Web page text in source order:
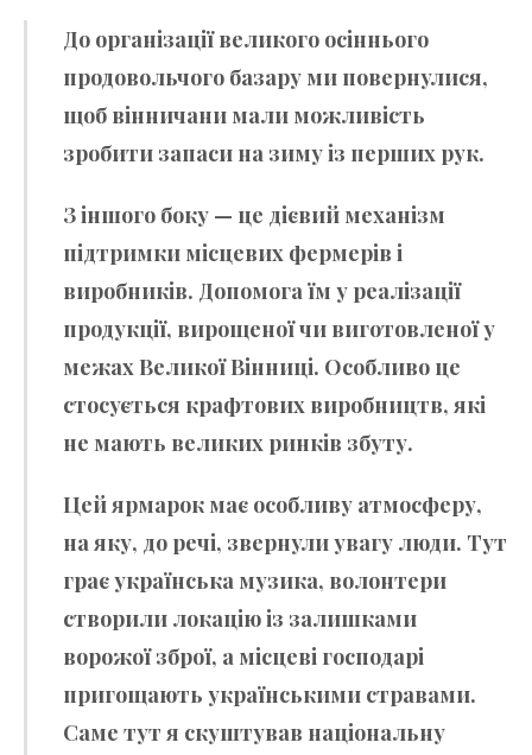
До організації великого осіннього
продовольчого базару ми повернулися,
щоб вінничани мали можливість
зробити запаси на зиму із перших рук.
З іншого боку — це дієвий механізм
підтримки місцевих фермерів і
виробників. Допомога їм у реалізації
продукції, вирощеної чи виготовленої у
межах Великої Вінниці. Особливо це
стосується крафтових виробництв, які
не мають великих ринків збуту.
Цей ярмарок має особливу атмосферу,
на яку, до речі, звернули увагу люди. Тут
грає українська музика, волонтери
створили локацію із залишками
ворожої зброї, а місцеві господарі
пригощають українськими стравами.
Саме тут я скуштував національну